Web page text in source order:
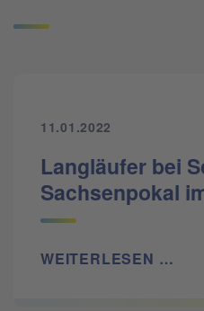
11.01.2022
Langläufer bei
Sachsenpokal
WEITERLESEN …